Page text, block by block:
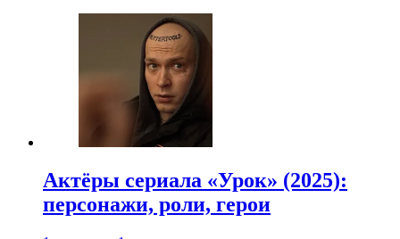
Актёры сериала «Урок» (2025):
персонажи, роли, герои